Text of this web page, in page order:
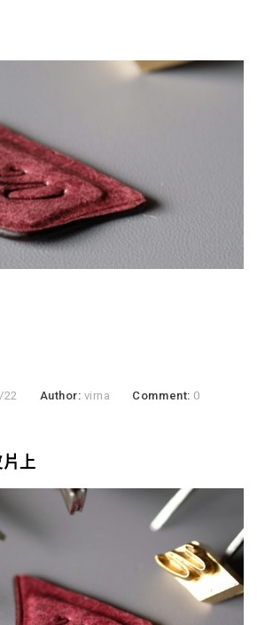
22 Author: virna Comment: 0
上